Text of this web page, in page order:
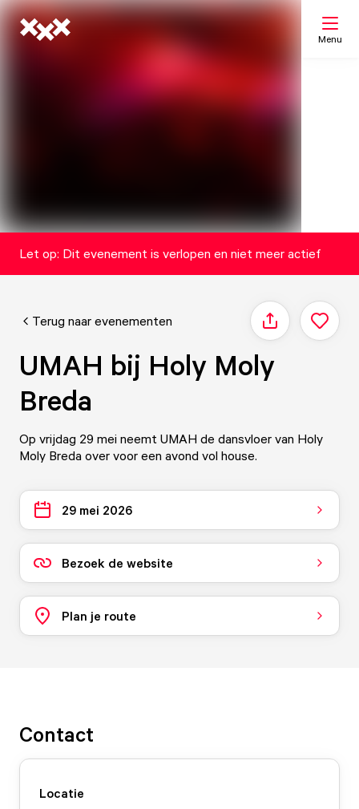
Menu
Let op: Dit evenement is verlopen en niet meer actief
Terug naar evenementen Delen
UMAH bij Holy Moly
Breda
Op vrijdag 29 mei neemt UMAH de dansvloer van Holy
Moly Breda over voor een avond vol house.
29 mei 2026
Bezoek de website
Plan je route
Contact
Locatie